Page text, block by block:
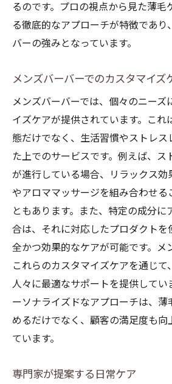
るのです。プロの視点から見た薄毛
る徹底的なアプローチが特徴であり
バーの強みとなっています。
メンズバーバーでのカスタマイズ
メンズバーバーでは、個々のニーズ
イズケアが提供されています。これ
態だけでなく、生活習慣やストレス
た上でのサービスです。例えば、ス
が進行している場合、リラックス効
やアロママッサージを組み合わせる
ともあります。また、特定の成分に
合は、それに対応したプロダクトを
全かつ効果的なケアが可能です。メ
これらのカスタマイズケアを通じて
人々に最適なサポートを提供してい
ーソナライズドなアプローチは、薄
めるだけでなく、顧客の満足度も向
ています。
専門家が提案する日常ケア